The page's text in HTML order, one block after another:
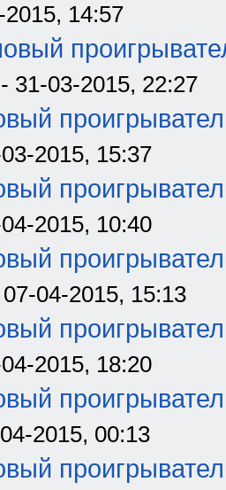
14:57
- 31-03-2015, 22:27
2015, 15:37
2015, 10:40
04-2015, 15:13
2015, 18:20
2015, 00:13